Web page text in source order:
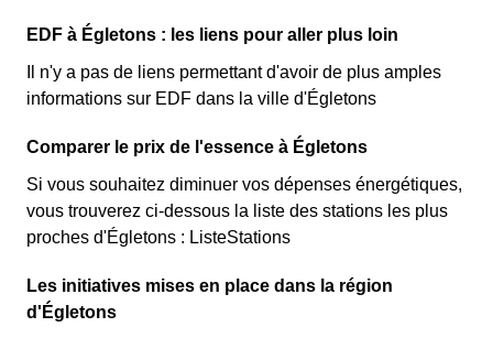
EDF à Égletons : les liens pour aller plus loin
Il n'y a pas de liens permettant d'avoir de plus amples
informations sur EDF dans la ville d'Égletons
Comparer le prix de l'essence à Égletons
Si vous souhaitez diminuer vos dépenses énergétiques,
vous trouverez ci-dessous la liste des stations les plus
proches d'Égletons : ListeStations
Les initiatives mises en place dans la région
d'Égletons